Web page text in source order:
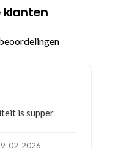
klanten
prijzen en
waardoor je